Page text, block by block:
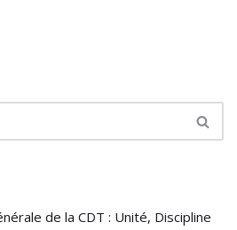
de la CDT : Unité, Discipline